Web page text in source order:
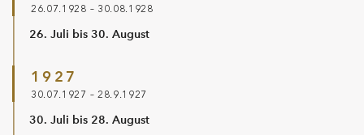
26.07.1928 – 30.08.1928
26. Juli bis 30. August
1927
30.07.1927 – 28.9.1927
30. Juli bis 28. August